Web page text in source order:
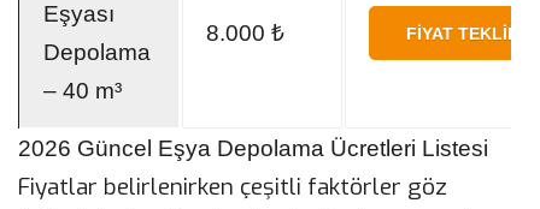
Eşyası
Depolama
– 40 m³
8.000 ₺ FIYAT TEKLIFI
2026 Güncel Eşya Depolama Ücretleri Listesi
Fiyatlar belirlenirken çeşitli faktörler göz